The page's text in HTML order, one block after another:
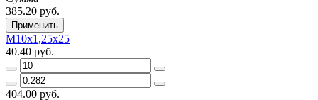
385.20 руб.
Применить
М10х1,25х25
40.40 руб.
404.00 руб.